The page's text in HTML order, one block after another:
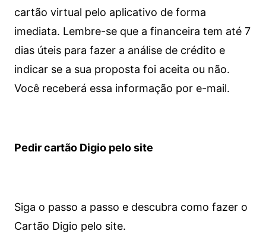
cartão virtual pelo aplicativo de forma
imediata. Lembre-se que a financeira tem até 7
dias úteis para fazer a análise de crédito e
indicar se a sua proposta foi aceita ou não.
Você receberá essa informação por e-mail.
Pedir cartão Digio pelo site
Siga o passo a passo e descubra como fazer o
Cartão Digio pelo site.